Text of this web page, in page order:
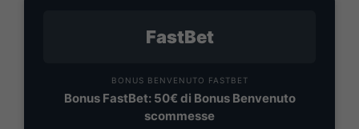
FastBet
BONUS BENVENUTO FASTBET
Bonus FastBet: 50€ di Bonus Benvenuto
scommesse